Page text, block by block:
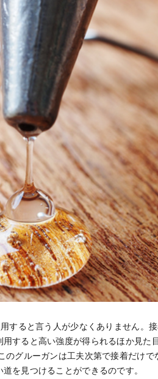
すると言う人が少なくありません。
すると高い強度が得られるほか見
のグルーガンは工夫次第で接着だけ
を見つけることができるのです。